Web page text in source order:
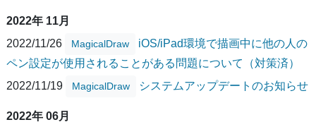
2022年 11月
2022/11/26
MagicalDraw
iOS/iPad環境で描画中に他の人の
ペン設定が使用されることがある問題について（対策済）
2022/11/19
MagicalDraw システムアップデートのお知らせ
2022年 06月